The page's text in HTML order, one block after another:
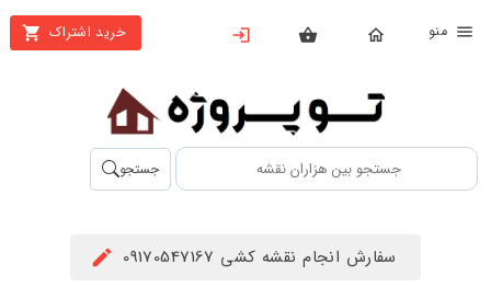
خرید اشتراک
بستن
محصولات
تهیه
اشتراک
جستجو
سفارش انجام نقشه کشی 09170547167